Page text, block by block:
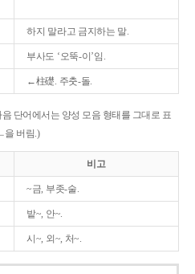
하지 말라고 금지하는 말.
부사도 ‘오뚝-이’임.
←柱礎. 주춧-돌.
단어에서는 양성 모음 형태를 그대로 표
을 버림.)
비고
~금, 부좃-술.
밭~, 안~.
시~, 외~, 처~.